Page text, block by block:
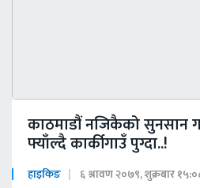
काठमाडौं नजिकैको सुनसान
फ्याँल्दै कार्कीगाउँ पुग्दा..!
हाइकिङ ६ श्रावण २०७९, शुक्रबार